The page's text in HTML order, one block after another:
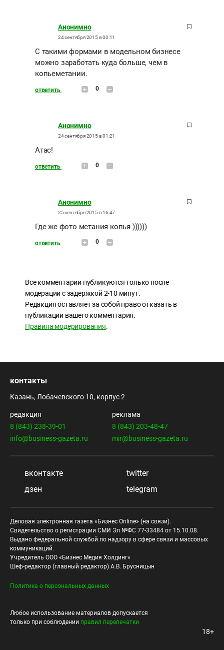
Анонимно
24 сентября 2015 в 00:11
С такими формами в модельном бизнесе
можно заработать куда больше, чем в
копьеметании.
ответить 0
Анонимно
24 сентября 2015 в 01:21
Атас!
ответить 0
Анонимно
25 сентября 2015 в 16:47
Где же фото метания копья ))))))
ответить 0
Все комментарии публикуются только после
модерации с задержкой 2-10 минут.
Редакция оставляет за собой право отказать в
публикации вашего комментария.
Правила модерирования.
контакты
Казань, Лобачевского 10, корпус 2
редакция
8 (843) 238-39-01
info@business-gazeta.ru
реклама
8 (843) 203-48-47
mir@business-gazeta.ru
вконтакте
twitter
дзен
telegram
Деловая электронная газета «Бизнес Online» (на связи).
Свидетельство о регистрации СМИ Эл №ФС 77-33484 от 15.10.08.
Выдано федеральной службой по надзору в сфере связи и массовых
коммуникаций.
Учредитель ООО «Бизнес Медия Холдинг»
Шеф-редактор (главный редактор) А.В. Брусницын
Политика о персональных данных
Любое использование материалов допускается
только при соблюдении правил перепечатки
18+